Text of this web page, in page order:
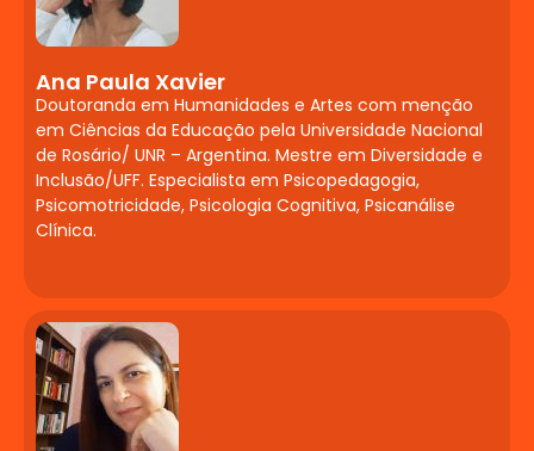
Deficiência Múltipla,
Visual, Auditiva,
Intelectual, Física e
Sensorial: Abordagens
Pedagógicas
Compreensão das deficiências e suas
aprendizagem. Estratégias pedagógicas
e adaptações curriculares. Avaliação e
planejamento educacional especializado.
Documentos orientadores do serviço de
Atendimento Educacional Especializado
(AEE).
Ana Paula Xavier
Doutoranda em Humanidades e Artes com menção
em Ciências da Educação pela Universidade Nacional
de Rosário/ UNR – Argentina. Mestre em Diversidade e
Inclusão/UFF. Especialista em Psicopedagogia,
Psicomotricidade, Psicologia Cognitiva, Psicanálise
Clínica.